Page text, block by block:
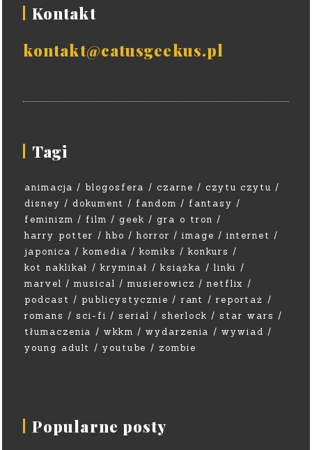
Kontakt
kontakt@catusgeekus.pl
Tagi
animacja blogosfera czarne
czytu czytu
disney
dokument fandom
fantasy
feminizm
film geek
gra o tron
harry potter
hbo horror image
internet
japonica
komedia komiks
konkurs
kot naklikał
kryminał książka
linki
marvel
musical musierowicz
netflix
podcast
publicystycznie rant
reportaż
romans
sci-fi serial sherlock
star wars
tłumaczenia
wkkm wydarzenia
wywiad
young adult
youtube zombie
Popularne posty